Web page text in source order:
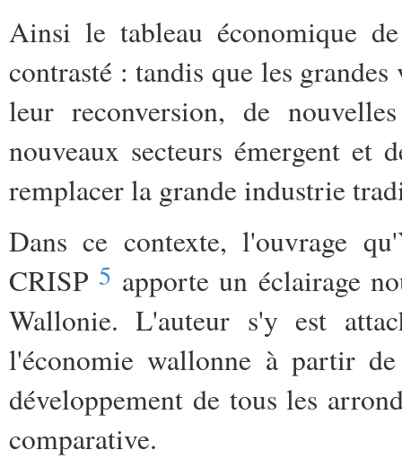
Ainsi le tableau économique
contrasté : tandis que les
leur reconversion, de
nouveaux secteurs émergent et
remplacer la grande industrie
Dans ce contexte, l'ouvrage
CRISP 5 apporte un éclairage
Wallonie. L'auteur s'y est
l'économie wallonne à partir
développement de tous les
comparative.